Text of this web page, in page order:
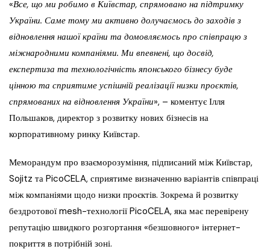
«Все, що ми робимо в Київстар, спрямовано на підтримку
України. Саме тому ми активно долучаємось до заходів з
відновлення нашої країни та домовляємось про співпрацю з
міжнародними компаніями. Ми впевнені, що досвід,
експертиза та технологічність японського бізнесу буде
цінною та сприятиме успішній реалізації низки проєктів,
спрямованих на відновлення України», – коментує Ілля
Польшаков, директор з розвитку нових бізнесів на
корпоративному ринку Київстар.
Меморандум про взаєморозуміння, підписаний між Київстар,
Sojitz та PicoCELA, сприятиме визначенню варіантів співпраці
між компаніями щодо низки проєктів. Зокрема й розвитку
бездротової mesh-технології PicoCELA, яка має перевірену
репутацію швидкого розгортання «безшовного» інтернет-
покриття в потрібній зоні.